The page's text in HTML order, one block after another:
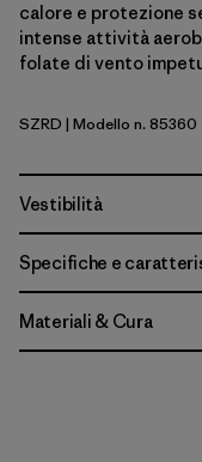
calore e protezione
intense attività
folate di vento
Sizzle Red
SZRD | Modello n. 85360
Vestibilità
Specifiche e
Materiali & Cura